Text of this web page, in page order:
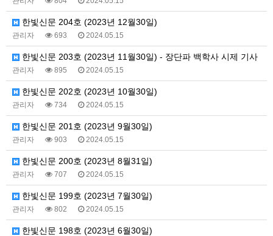
한빛신문 204호 (2023년 12월30일)
관리자 693 2024.05.15
한빛신문 203호 (2023년 11월30일) - 장단파 백학사 시제 기사
관리자 895 2024.05.15
한빛신문 202호 (2023년 10월30일)
관리자 734 2024.05.15
한빛신문 201호 (2023년 9월30일)
관리자 903 2024.05.15
한빛신문 200호 (2023년 8월31일)
관리자 707 2024.05.15
한빛신문 199호 (2023년 7월30일)
관리자 802 2024.05.15
한빛신문 198호 (2023년 6월30일)